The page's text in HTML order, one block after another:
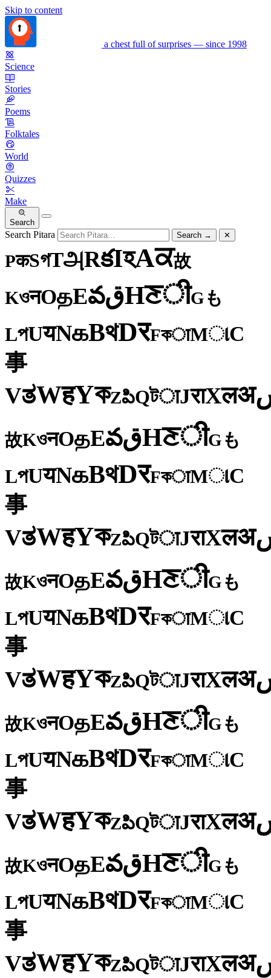
Skip to content
a chest full of surprises — since 1998
Science
Stories
Poems
Folktales
World
Quizzes
Make
Search
Search Pitara Search → ✕
PकSগTஅRకIহAਕ故
KওनOதEవقHਣीGも
LপUयNகBথDरFকाMાC
事
VತWहYকZపిQটाJराXलअ
故KওनOதEవقHਣीGも
LপUयNகBথDरFকाMાC
事
VತWहYকZపిQটाJराXलअ
故KওनOதEవقHਣीGも
LপUयNகBথDरFকाMાC
事
VತWहYকZపిQটाJराXलअ
故KওनOதEవقHਣीGも
LপUयNகBথDरFকाMાC
事
VತWहYকZపిQটाJराXलअ
故KওनOதEవقHਣीGも
LপUयNகBথDरFকाMાC
事
VತWहYকZపిQটाJराXलअ